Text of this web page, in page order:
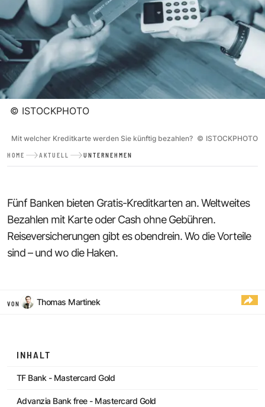
© ISTOCKPHOTO
Mit welcher Kreditkarte werden Sie künftig bezahlen? © ISTOCKPHOTO
HOME AKTUELL UNTERNEHMEN
Fünf Banken bieten Gratis-Kreditkarten an. Weltweites
Bezahlen mit Karte oder Cash ohne Gebühren.
Reiseversicherungen gibt es obendrein. Wo die Vorteile
sind – und wo die Haken.
VON Thomas Martinek
INHALT
TF Bank - Mastercard Gold
Advanzia Bank free - Mastercard Gold